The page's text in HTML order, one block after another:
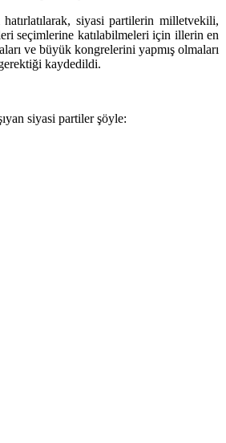
siyasi partilerin milletvekili,
seçimlerine katılabilmeleri için illerin en
ve büyük kongrelerini yapmış olmaları
kaydedildi.
siyasi partiler şöyle: